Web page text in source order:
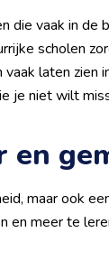
die vaak in de
scholen
laten zien
je niet wilt
maar ook
en meer te